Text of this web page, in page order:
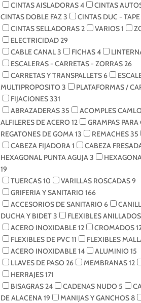
CINTAS AISLADORAS4 CINTAS
CINTAS DOBLE FAZ3 CINTAS DUC - TAPE
CINTAS SELLADORAS2 VARIOS1
ELECTRICIDAD29
CABLE CANAL3 FICHAS4
ESCALERAS - CARRETAS - ZORRAS26
CARRETAS Y TRANSPALLETS6
MULTIPROPOSITO 3 PLATAFORMAS /
FIJACIONES331
ABRAZADERAS35 ACOMPLES
ALFILERES DE ACERO 12 GRAMPAS PARA
REGATONES DE GOMA13 REMACHES35
CABEZA FIJADORA1 CABEZA
HEXAGONAL PUNTA AGUJA3
19
TUERCAS10 VARILLAS ROSCADAS9
GRIFERIA Y SANITARIO 166
ACCESORIOS DE SANITARIO 6
DUCHA Y BIDET3 FLEXIBLES ANILLADOS
ACERO INOXIDABLE12 CROMADOS
FLEXIBLES DE PVC 11 FLEXIBLES
ACERO INOXIDABLE14 ALUMINIO 15
LLAVES DE PASO 26 MEMBRANAS12
HERRAJES171
BISAGRAS24 CADENAS NUDO 5
DE ALACENA19 MANIJAS Y GANCHOS 8